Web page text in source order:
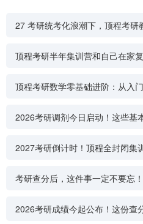
27 考研统考化浪潮下，顶程考
顶程考研半年集训营和自己在家
顶程考研数学零基础进阶：从入
2026考研调剂今日启动！这些基
2027考研倒计时！顶程全封闭集
考研查分后，这件事一定不要忘！
2026考研成绩今起公布！这份查